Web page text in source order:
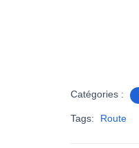
Catégories :
Tags: Route